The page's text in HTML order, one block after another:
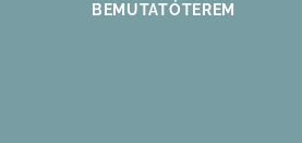
BEMUTATÓTEREM